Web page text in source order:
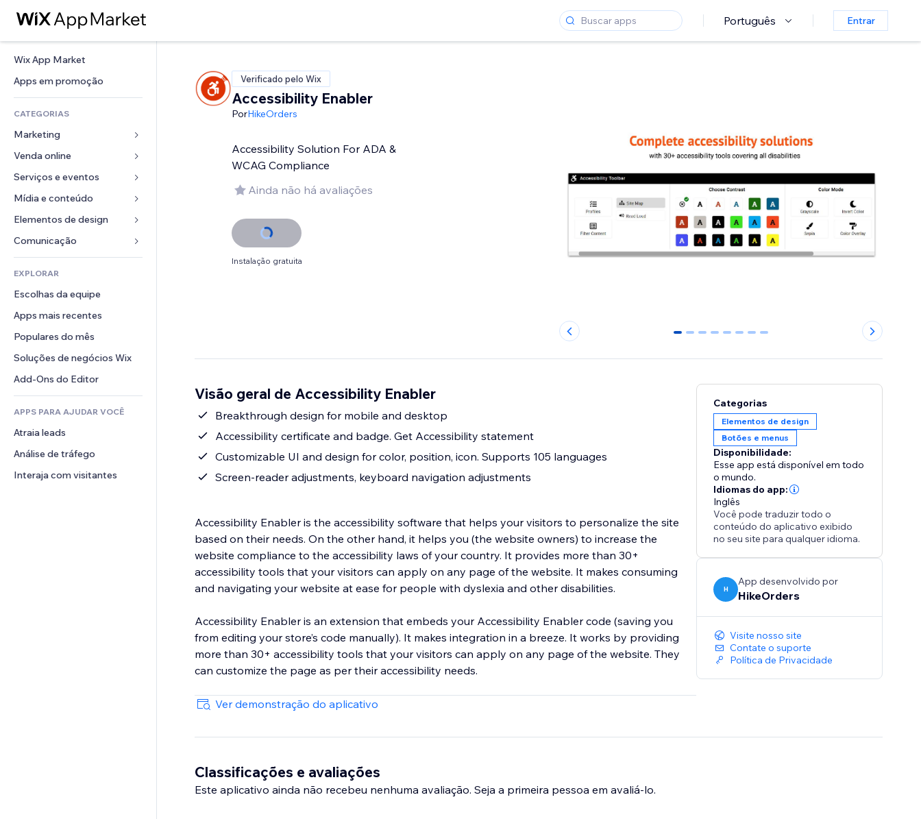
Português Entrar
Wix App Market
Apps em promoção
CATEGORIAS
Marketing
Anúncios
Mobile
Análises
Listas do site
Email
Venda online
Apps para lojas
Frete e entrega
Botões de venda
Contabilidade
Cupons e fidelidade
Soluções de armazenamento
Serviços e eventos
Hotéis
Eventos
Restaurantes
Imobiliária
Meus agendamentos
Mídia e conteúdo
Galeria
Músicas
Podcasts
Fotografia
Vídeo
PDF
Compartilhamento de arquivos
Notícias
Elementos de design
Mapas e navegação
Privacidade e segurança
Relógio
Templates de página
Efeitos de imagem
Botões e menus
Banners e selos
Calculadoras
Busca
Previsão do tempo
Tabelas e gráficos
Formulários
Enquetes
Chat
Comentários
Telefone
Comunidade
Avaliações e depoimentos
CRM
EXPLORAR
Escolhas da equipe
Apps mais recentes
Populares do mês
Soluções de negócios Wix
Add-Ons do Editor
APPS PARA AJUDAR VOCÊ
Atraia leads
Análise de tráfego
Interaja com visitantes
Verificado pelo Wix
Accessibility Enabler
PorHikeOrders
Accessibility Solution For ADA &
WCAG Compliance
Ainda não há avaliações
Instalação gratuita
0 1 2 3 4 5 6 7
Visão geral de Accessibility Enabler
Breakthrough design for mobile and desktop
Accessibility certificate and badge. Get Accessibility statement
Customizable UI and design for color, position, icon. Supports 105 languages
Screen-reader adjustments, keyboard navigation adjustments
Accessibility Enabler is the accessibility software that helps your visitors to personalize the site
based on their needs. On the other hand, it helps you (the website owners) to increase the
website compliance to the accessibility laws of your country. It provides more than 30+
accessibility tools that your visitors can apply on any page of the website. It makes consuming
and navigating your website at ease for people with dyslexia and other disabilities.
Accessibility Enabler is an extension that embeds your Accessibility Enabler code (saving you
from editing your store’s code manually). It makes integration in a breeze. It works by providing
more than 30+ accessibility tools that your visitors can apply on any page of the website. They
can customize the page as per their accessibility needs.
Ver demonstração do aplicativo
Categorias
Elementos de design
Botões e menus
Disponibilidade:
Esse app está disponível em todo
o mundo.
Idiomas do app:
Inglês
Você pode traduzir todo o
conteúdo do aplicativo exibido
no seu site para qualquer idioma.
H
App desenvolvido por
HikeOrders
Visite nosso site
Contate o suporte
Política de Privacidade
Classificações e avaliações
Este aplicativo ainda não recebeu nenhuma avaliação. Seja a primeira pessoa em avaliá-lo.